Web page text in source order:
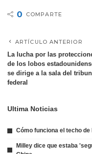
0 COMPARTE
ARTÍCULO ANTERIOR
La lucha por las
de los lobos
se dirige a la sala del
federal
Ultima Noticias
Cómo funciona el techo
Milley dice que estaba